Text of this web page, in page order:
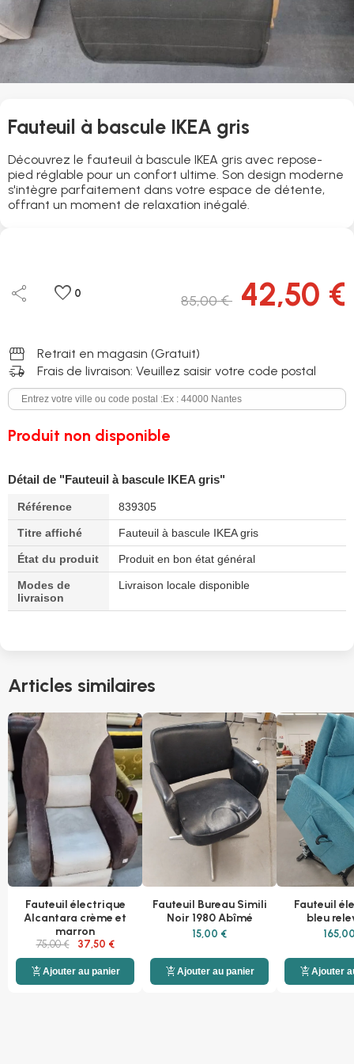
Fauteuil à bascule IKEA gris
Découvrez le fauteuil à bascule IKEA gris avec repose-
pied réglable pour un confort ultime. Son design moderne
s'intègre parfaitement dans votre espace de détente,
offrant un moment de relaxation inégalé.
share favorite 0 85,00 € 42,50 €
storefront Retrait en magasin (Gratuit)
delivery_truck_speed Frais de livraison: Veuillez saisir votre code postal
Produit non disponible
Détail de "Fauteuil à bascule IKEA gris"
Référence 839305
Titre affiché Fauteuil à bascule IKEA gris
État du produit Produit en bon état général
Modes de
livraison
Livraison locale disponible
Articles similaires
Fauteuil électrique
Alcantara crème et
marron
75,00 € 37,50 €
add_shopping_cartAjouter au panier
Fauteuil Bureau Simili
Noir 1980 Abîmé
15,00 €
add_shopping_cartAjouter au panier
Fauteuil
bleu
add_shopping_cartAjouter